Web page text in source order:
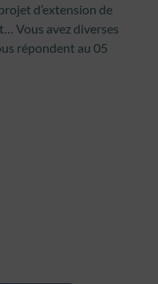
d’extension de
Vous avez diverses
répondent au 05